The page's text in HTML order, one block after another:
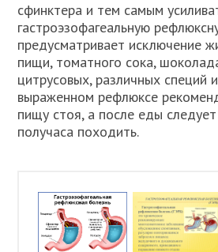
сфинктера и тем самым
гастроэзофагеальную
предусматривает исключение
пищи, томатного сока,
цитрусовых, различных специй
выраженном рефлюксе
пищу стоя, а после еды
получаса походить.